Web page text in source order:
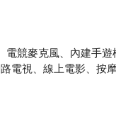
電競麥克風、內建手
電視、線上電影、按